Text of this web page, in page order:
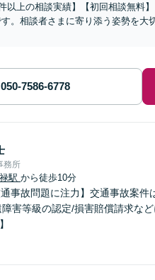
件以上の相談実績】【初回相談無料
。相談者さまに寄り添う姿勢を大
務所
駅 から徒歩10分
通事故問題に注力】交通事故案
害等級の認定/損害賠償請求な